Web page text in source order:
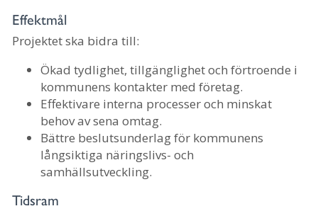
Effektmål
Projektet ska bidra till:
Ökad tydlighet, tillgänglighet och förtroende i
kommunens kontakter med företag.
Effektivare interna processer och minskat
behov av sena omtag.
Bättre beslutsunderlag för kommunens
långsiktiga näringslivs- och
samhällsutveckling.
Tidsram